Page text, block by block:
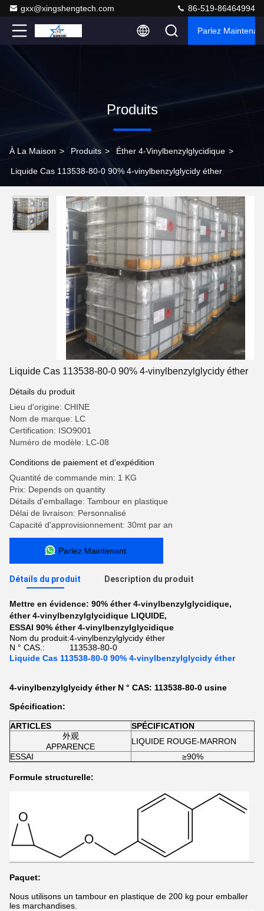
gxx@xingshengtech.com 86-519-86464994
Parlez
Produits
À La Maison > Produits > Éther 4-Vinylbenzylglycidique >
Liquide Cas 113538-80-0 90% 4-vinylbenzylglycidy éther
Liquide Cas 113538-80-0 90% 4-vinylbenzylglycidy éther
Détails du produit
Lieu d'origine: CHINE
Nom de marque: LC
Certification: ISO9001
Numéro de modèle: LC-08
Conditions de paiement et d'expédition
Quantité de commande min: 1 KG
Prix: Depends on quantity
Détails d'emballage: Tambour en plastique
Délai de livraison: Personnalisé
Capacité d'approvisionnement: 30mt par an
Parlez Maintenant.
Détails du produit Description du produit
Mettre en évidence: 90% éther 4-vinylbenzylglycidique,
éther 4-vinylbenzylglycidique LIQUIDE,
ESSAI 90% éther 4-vinylbenzylglycidique
Nom du produit:4-vinylbenzylglycidy éther
N ° CAS.:
113538-80-0
Liquide Cas 113538-80-0 90% 4-vinylbenzylglycidy éther
4-vinylbenzylglycidy éther N ° CAS: 113538-80-0 usine
Spécification:
ARTICLES
SPÉCIFICATION
外观
APPARENCE
LIQUIDE ROUGE-MARRON
ESSAI
≥90%
Formule structurelle:
Paquet:
Nous utilisons un tambour en plastique de 200 kg pour emballer
les marchandises.